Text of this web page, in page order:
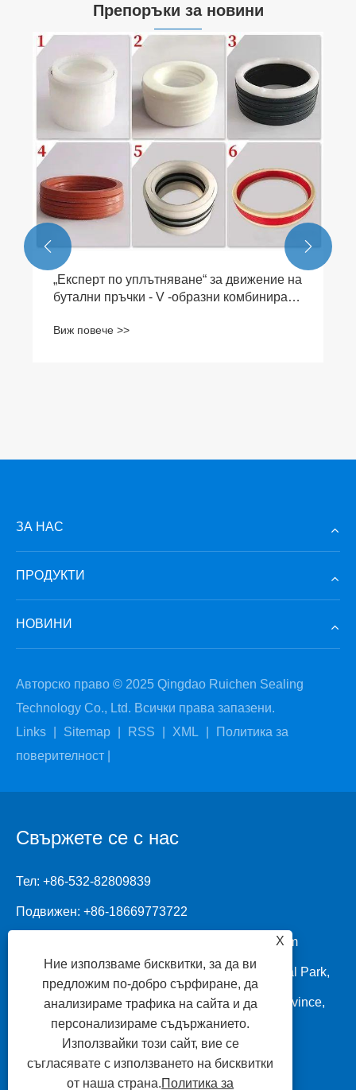
Препоръки за новини
Какво са въртящите се уплътнения и
колко важни са те?
Виж повече >>
 
ЗА НАС
ПРОДУКТИ
НОВИНИ
Авторско право © 2025 Qingdao Ruichen Sealing
Technology Co., Ltd. Всички права запазени.
Links
Sitemap RSS XML
Политика за
поверителност
Свържете се с нас
Тел: +86-532-82809839
Подвижен: +86-18669773722
info.sealing@ruichenseal.com
Адрес: No.1 Ruichen Road, Dongliuting Industrial Park,
Chengyang District, Qingdao City, Shandong Province,
X
Ние използваме бисквитки, за да ви
предложим по-добро сърфиране, да
анализираме трафика на сайта и да
персонализираме съдържанието.
Използвайки този сайт, вие се
съгласявате с използването на бисквитки
от наша страна.Политика за